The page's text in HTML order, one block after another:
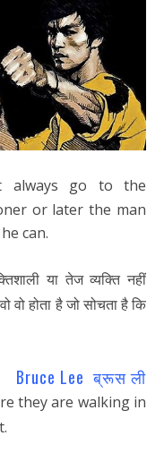
always go to the
or later the man
can.
या तेज व्यक्ति नहीं
वो होता है जो सोचता है कि
Bruce Lee ब्रूस ली
they are walking in